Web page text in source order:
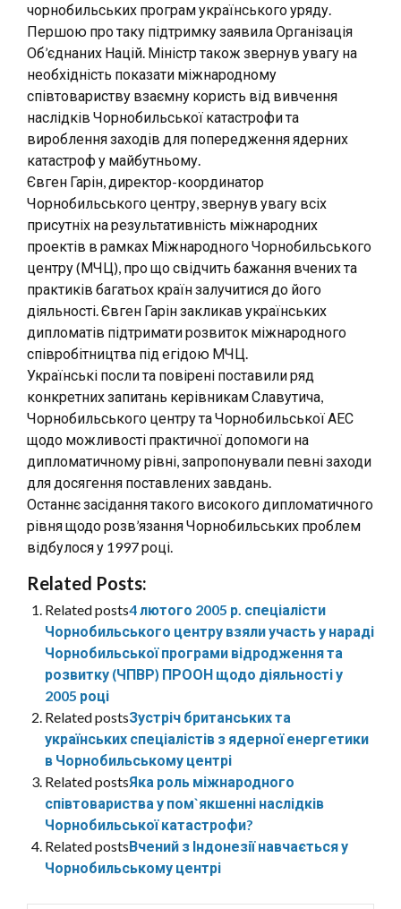
чорнобильських програм українського уряду.
Першою про таку підтримку заявила Організація
Об’єднаних Націй. Міністр також звернув увагу на
необхідність показати міжнародному
співтовариству взаємну користь від вивчення
наслідків Чорнобильської катастрофи та
вироблення заходів для попередження ядерних
катастроф у майбутньому.
Євген Гарін, директор-координатор
Чорнобильського центру, звернув увагу всіх
присутніх на результативність міжнародних
проектів в рамках Міжнародного Чорнобильського
центру (МЧЦ), про що свідчить бажання вчених та
практиків багатьох країн залучитися до його
діяльності. Євген Гарін закликав українських
дипломатів підтримати розвиток міжнародного
співробітництва під егідою МЧЦ.
Українські посли та повірені поставили ряд
конкретних запитань керівникам Славутича,
Чорнобильського центру та Чорнобильської АЕС
щодо можливості практичної допомоги на
дипломатичному рівні, запропонували певні заходи
для досягення поставлених завдань.
Останнє засідання такого високого дипломатичного
рівня щодо розв’язання Чорнобильських проблем
відбулося у 1997 році.
Related Posts:
Related posts4 лютого 2005 р. спеціалісти
Чорнобильського центру взяли участь у нараді
Чорнобильської програми відродження та
розвитку (ЧПВР) ПРООН щодо діяльності у
2005 році
Related postsЗустріч британських та
українських спеціалістів з ядерної енергетики
в Чорнобильському центрі
Related postsЯка роль міжнародного
співтовариства у пом`якшенні наслідків
Чорнобильської катастрофи?
Related postsВчений з Індонезії навчається у
Чорнобильському центрі